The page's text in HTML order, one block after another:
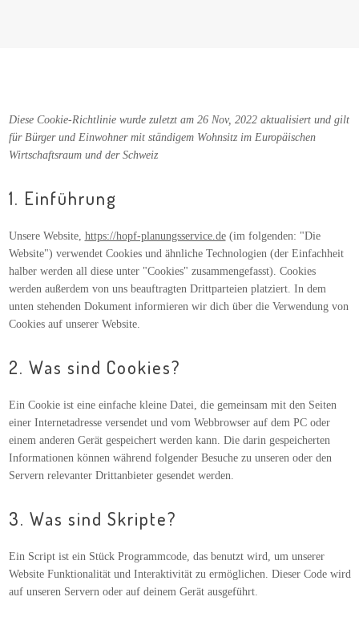
Diese Cookie-Richtlinie wurde zuletzt am 26 Nov, 2022 aktualisiert und gilt
für Bürger und Einwohner mit ständigem Wohnsitz im Europäischen
Wirtschaftsraum und der Schweiz
1. Einführung
Unsere Website, https://hopf-planungsservice.de(im folgenden: "Die
Website") verwendet Cookies und ähnliche Technologien (der Einfachheit
halber werden all diese unter "Cookies" zusammengefasst). Cookies
werden außerdem von uns beauftragten Drittparteien platziert. In dem
unten stehenden Dokument informieren wir dich über die Verwendung von
Cookies auf unserer Website.
2. Was sind Cookies?
Ein Cookie ist eine einfache kleine Datei, die gemeinsam mit den Seiten
einer Internetadresse versendet und vom Webbrowser auf dem PC oder
einem anderen Gerät gespeichert werden kann. Die darin gespeicherten
Informationen können während folgender Besuche zu unseren oder den
Servern relevanter Drittanbieter gesendet werden.
3. Was sind Skripte?
Ein Script ist ein Stück Programmcode, das benutzt wird, um unserer
Website Funktionalität und Interaktivität zu ermöglichen. Dieser Code wird
auf unseren Servern oder auf deinem Gerät ausgeführt.